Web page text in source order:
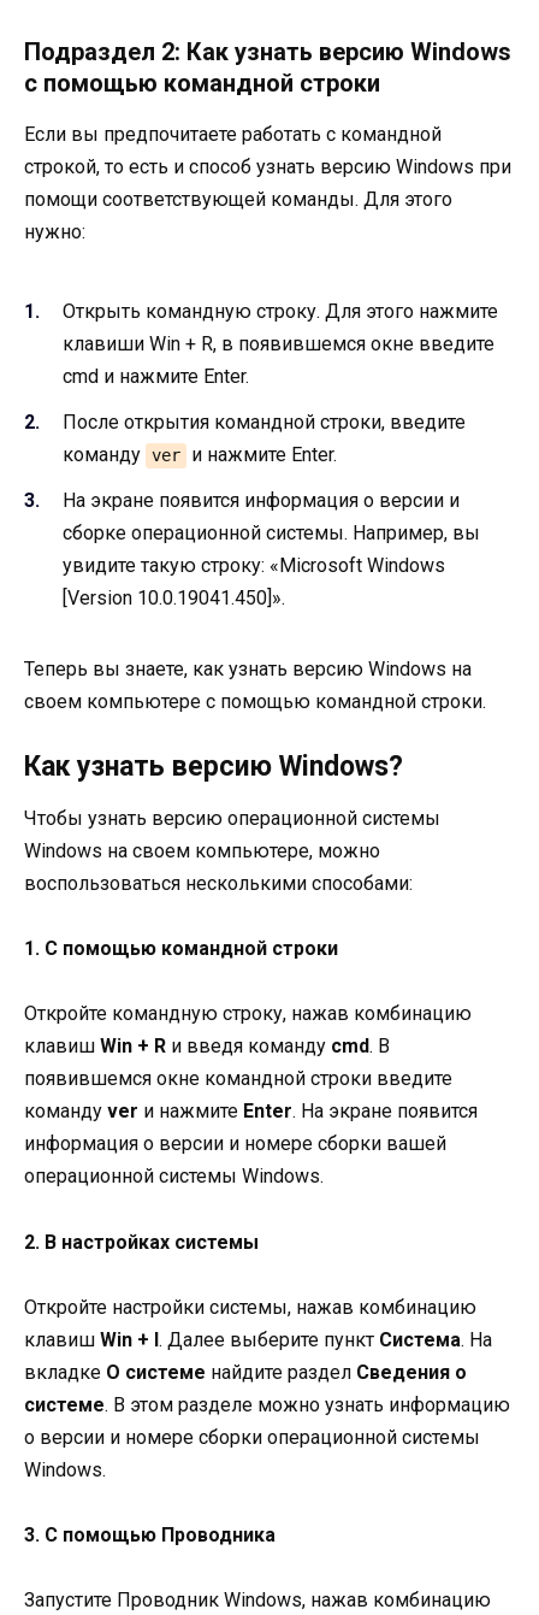
Подраздел 2: Как узнать версию Windows
с помощью командной строки
Если вы предпочитаете работать с командной
строкой, то есть и способ узнать версию Windows при
помощи соответствующей команды. Для этого
нужно:
Открыть командную строку. Для этого нажмите
клавиши Win + R, в появившемся окне введите
cmd и нажмите Enter.
После открытия командной строки, введите
команду ver и нажмите Enter.
На экране появится информация о версии и
сборке операционной системы. Например, вы
увидите такую строку: «Microsoft Windows
[Version 10.0.19041.450]».
Теперь вы знаете, как узнать версию Windows на
своем компьютере с помощью командной строки.
Как узнать версию Windows?
Чтобы узнать версию операционной системы
Windows на своем компьютере, можно
воспользоваться несколькими способами:
1. С помощью командной строки
Откройте командную строку, нажав комбинацию
клавиш Win + R и введя команду cmd. В
появившемся окне командной строки введите
команду ver и нажмите Enter. На экране появится
информация о версии и номере сборки вашей
операционной системы Windows.
2. В настройках системы
Откройте настройки системы, нажав комбинацию
клавиш Win + I. Далее выберите пункт Система. На
вкладке О системе найдите раздел Сведения о
системе. В этом разделе можно узнать информацию
о версии и номере сборки операционной системы
Windows.
3. С помощью Проводника
Запустите Проводник Windows, нажав комбинацию